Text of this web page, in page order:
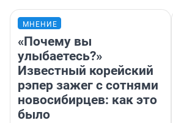
МНЕНИЕ
«Почему вы
улыбаетесь?»
Известный корейский
рэпер зажег с сотнями
новосибирцев: как это
было